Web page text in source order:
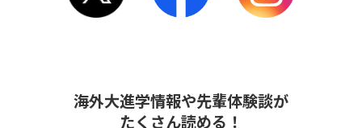
海外大進学情報や先輩体験談が
たくさん読める！